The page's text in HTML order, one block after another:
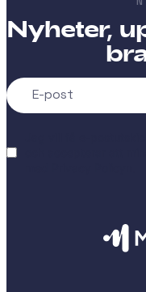
Nyheter,